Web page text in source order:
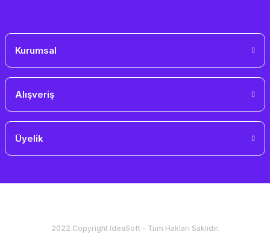
Kurumsal
Alışveriş
Üyelik
2022 Copyright IdeaSoft - Tüm Hakları Saklıdır.